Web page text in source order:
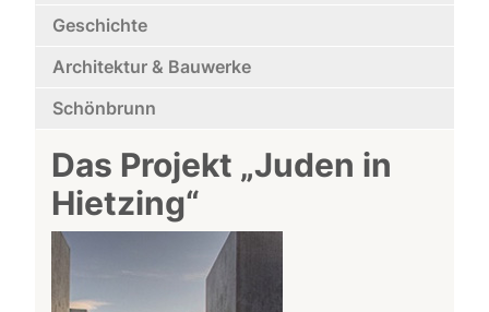
Geschichte
Architektur & Bauwerke
Schönbrunn
Das Projekt „Juden in
Hietzing“